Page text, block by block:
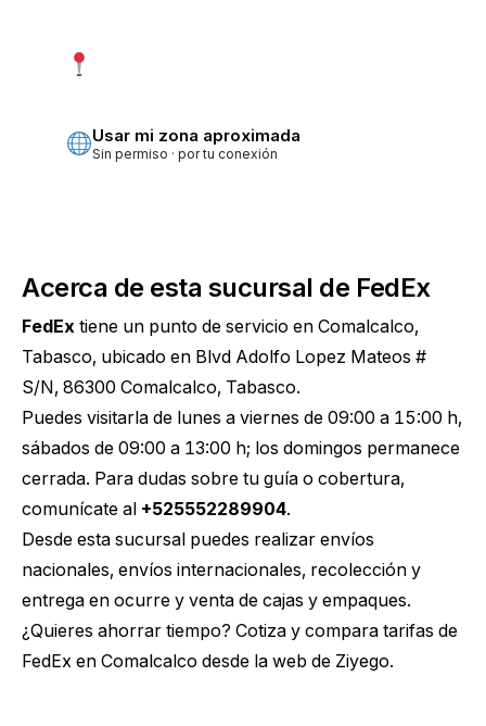
Usar mi zona aproximada
Sin permiso · por tu conexión
Acerca de esta sucursal de FedEx
FedEx tiene un punto de servicio en Comalcalco,
Tabasco, ubicado en Blvd Adolfo Lopez Mateos #
S/N, 86300 Comalcalco, Tabasco.
Puedes visitarla de lunes a viernes de 09:00 a 15:00 h,
sábados de 09:00 a 13:00 h; los domingos permanece
cerrada. Para dudas sobre tu guía o cobertura,
comunícate al +525552289904.
Desde esta sucursal puedes realizar envíos
nacionales, envíos internacionales, recolección y
entrega en ocurre y venta de cajas y empaques.
¿Quieres ahorrar tiempo? Cotiza y compara tarifas de
FedEx en Comalcalco desde la web de Ziyego.